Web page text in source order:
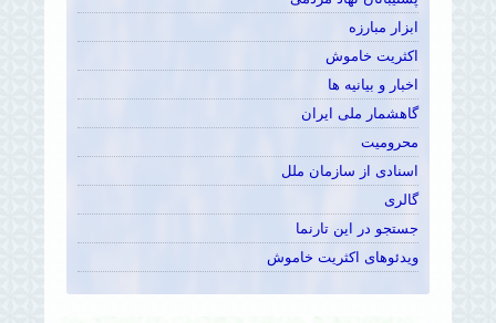
ابزار مبارزه
اکثریت خاموش
اخبار و بیانیه ها
گاهشمار ملی ایران
محرومیت
اسنادی از سازمان ملل
گالری
جستجو در این تارنما
ویدئوهای اکثریت خاموش